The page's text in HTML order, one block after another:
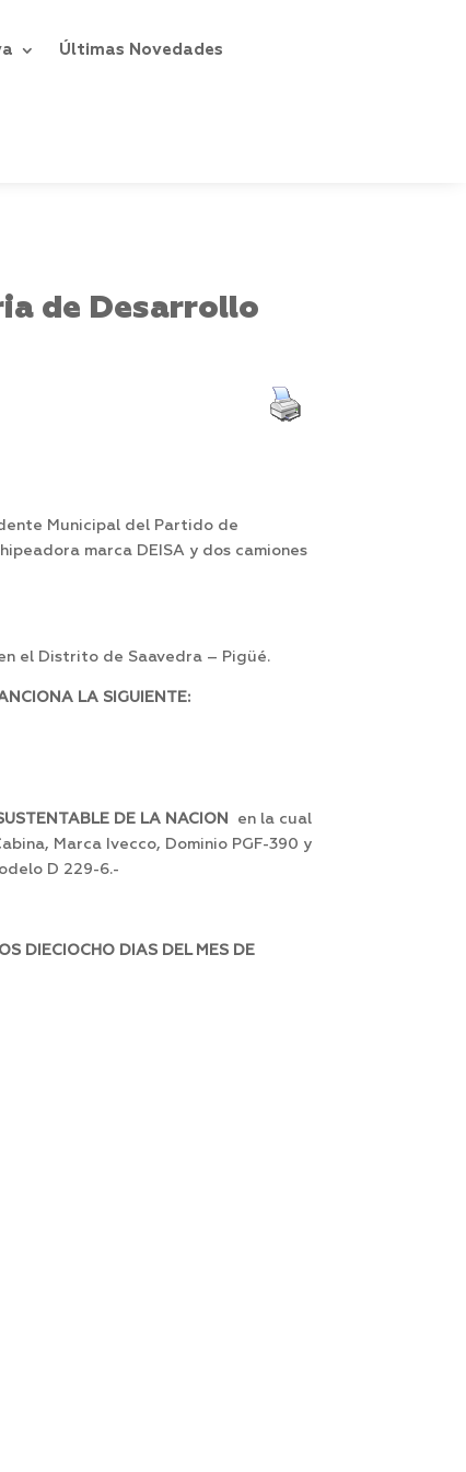
Últimas Novedades
de Desarrollo
Municipal del Partido de
marca DEISA y dos camiones
el Distrito de Saavedra – Pigüé.
LA SIGUIENTE:
DE LA NACION
en la cual
Marca Ivecco, Dominio PGF-390 y
D 229-6.-
DIECIOCHO DIAS DEL MES DE